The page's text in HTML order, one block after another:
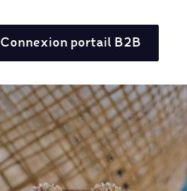
Connexion portail B2B